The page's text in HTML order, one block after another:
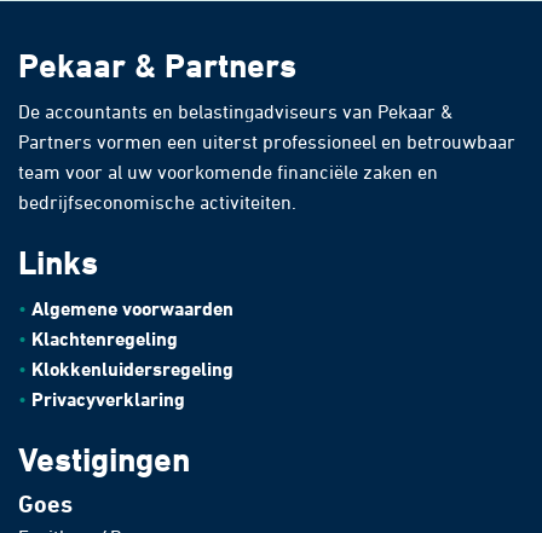
Pekaar & Partners
De accountants en belastingadviseurs van Pekaar &
Partners vormen een uiterst professioneel en betrouwbaar
team voor al uw voorkomende financiële zaken en
bedrijfseconomische activiteiten.
Links
Algemene voorwaarden
Klachtenregeling
Klokkenluidersregeling
Privacyverklaring
Vestigingen
Goes